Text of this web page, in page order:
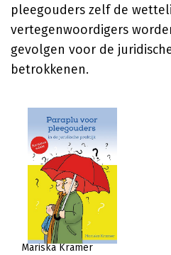
pleegouders zelf de
vertegenwoordigers
gevolgen voor de
betrokkenen.
Mariska Kramer